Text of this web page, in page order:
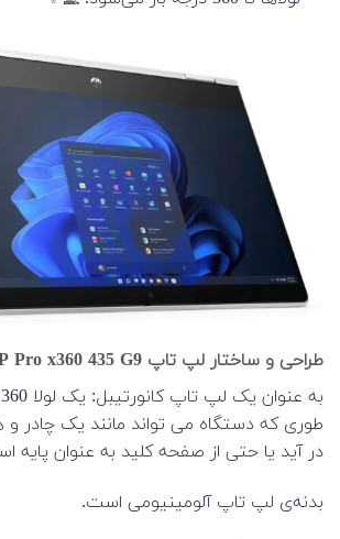
طراحی و ساختار لپ تاپ HP Pro x360 435 G9
طوری که دستگاه می تواند مانند یک چادر
در آید یا حتی از صفحه کلید به عنوان پایه
بدنه‌ی لپ تاپ آلومینیومی است.